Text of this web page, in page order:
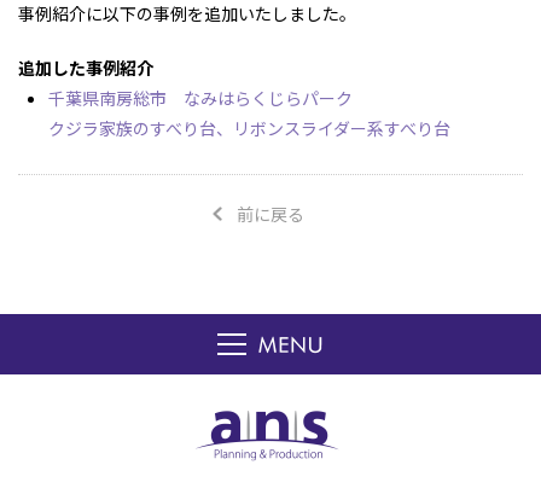
事例紹介に以下の事例を追加いたしました。
追加した事例紹介
千葉県南房総市 なみはらくじらパーク
クジラ家族のすべり台、リボンスライダー系すべり台
前に戻る